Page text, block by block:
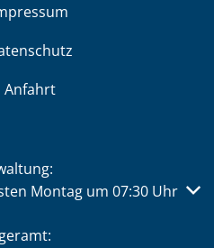
Anfahrt
oder Schließzeiten
Montag um 07:30 Uhr